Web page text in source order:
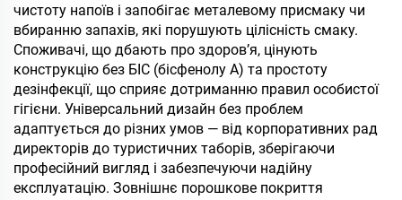
чистоту напоїв і запобігає металевому присмаку чи
вбиранню запахів, які порушують цілісність смаку.
Споживачі, що дбають про здоров’я, цінують
конструкцію без БІС (бісфенолу А) та простоту
дезінфекції, що сприяє дотриманню правил особистої
гігієни. Універсальний дизайн без проблем
адаптується до різних умов — від корпоративних рад
директорів до туристичних таборів, зберігаючи
професійний вигляд і забезпечуючи надійну
експлуатацію. Зовнішнє порошкове покриття